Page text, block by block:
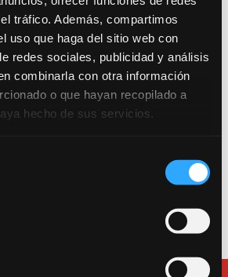
tráfico. Además, compartimos
uso que haga del sitio web con
redes sociales, publicidad y análisis
combinarla con otra información
o que hayan recopilado a
hecho de sus servicios.
escuela segura. Consulta
Anti-COVID 19.
a la sala de teatro: Calle
Madrid.